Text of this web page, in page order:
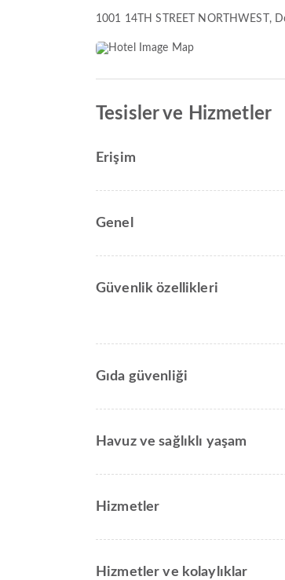
1001 14TH STREET NORTHWEST ,
Tesisler ve Hizmetler
Erişim
Genel
Güvenlik özellikleri
Gıda güvenliği
Havuz ve sağlıklı yaşam
Hizmetler
Hizmetler ve kolaylıklar